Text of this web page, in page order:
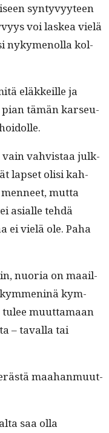
syn­tyvyy­teen
voi laskea vielä
nyky­menol­la kol­
eläkkeille ja
tämän karseu­
vain vahvis­taa julk­
lapset olisi kah­
mut­ta
asialle tehdä
ei vielä ole. Paha
nuo­ria on maail­
kym­
muut­ta­maan
– taval­la tai
maa­han­muut­
saa olla